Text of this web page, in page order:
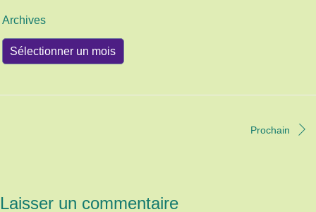
Archives
Archives
Prochain
Laisser un commentaire